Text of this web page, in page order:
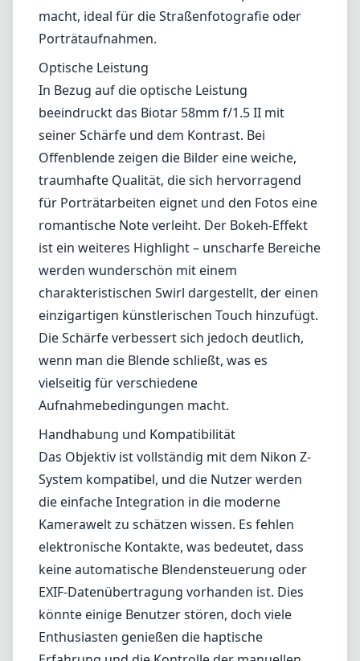
Nikon Z (DX/FX)
Meyer-Optik Gorlitz Biotar 58mm
f/1.5 II
Meyer-Optik Gorlitz Biotar
58mm f/1.5 II
Nikon Z (DX/FX)
Testbericht
Das Meyer-Optik Gorlitz Biotar 58mm f/1.5 II ist ein faszinierendes
Objektiv, das einen einzigartigen Charakter an den Nikon Z-Mount
entwickelt, um Erinnerungen zu wecken und gleichzeitig moderne
Leistung zu bieten, was es ideal für Fotografen macht, die sowohl
Verarbeitungsqualität und Design
Eines der auffälligsten Merkmale des Biotar ist sein
beeindruckendes Design. Die komplett aus Metall gefertigte
wunderschönen Ergänzung jeder Kameraausstattung. Der Fokusring
ist leichtgängig und gut gedämpft, was präzise Anpassungen
ermöglicht – besonders wichtig bei Weitwinkelblenden. Das
Objektiv verfügt zudem über ein kompaktes Format, das es relativ
leicht und einfach zu transportieren macht, ideal für die
Straßenfotografie oder Porträtaufnahmen.
Optische Leistung
In Bezug auf die optische Leistung beeindruckt das Biotar 58mm
zeigen die Bilder eine weiche, traumhafte Qualität, die sich
hervorragend für Porträtarbeiten eignet und den Fotos eine
romantische Note verleiht. Der Bokeh-Effekt ist ein weiteres
Highlight – unscharfe Bereiche werden wunderschön mit einem
charakteristischen Swirl dargestellt, der einen einzigartigen
künstlerischen Touch hinzufügt. Die Schärfe verbessert sich jedoch
deutlich, wenn man die Blende schließt, was es vielseitig für
verschiedene Aufnahmebedingungen macht.